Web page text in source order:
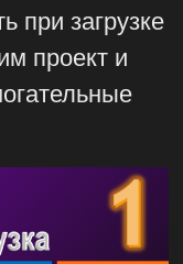
при загрузке
проект и